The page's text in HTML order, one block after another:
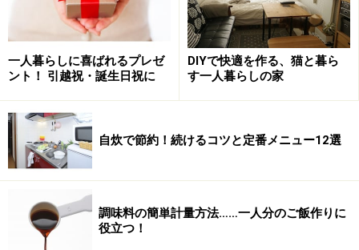
一人暮らしに喜ばれるプレゼ
ント！ 引越祝・誕生日祝に
DIYで快適を作る、猫と暮ら
す一人暮らしの家
自炊で節約！続けるコツと定番メニュー12選
調味料の簡単計量方法……一人分のご飯作りに
役立つ！